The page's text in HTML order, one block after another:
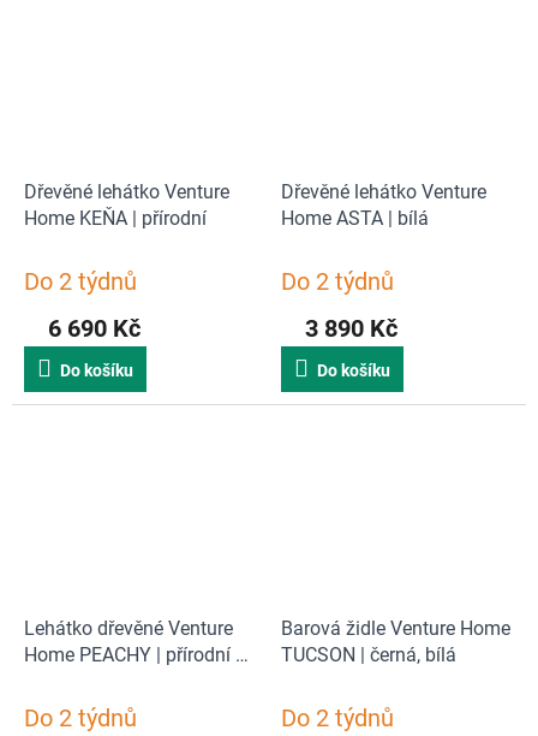
Dřevěné lehátko Venture
Home KEŇA | přírodní
Do 2 týdnů
6 690 Kč
Do košíku
Dřevěné lehátko Venture
Home ASTA | bílá
Do 2 týdnů
3 890 Kč
Do košíku
Lehátko dřevěné Venture
Home PEACHY | přírodní a
Do 2 týdnů
Barová židle Venture Home
TUCSON | černá, bílá
Do 2 týdnů